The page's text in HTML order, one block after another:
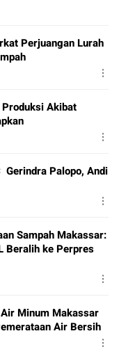
Perjuangan Lurah
Produksi Akibat
Palopo, Andi
Sampah Makassar:
Beralih ke Perpres
Minum Makassar
Air Bersih